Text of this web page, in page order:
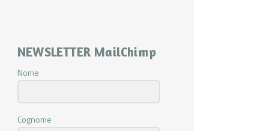
NEWSLETTER MailChimp
Nome
Cognome